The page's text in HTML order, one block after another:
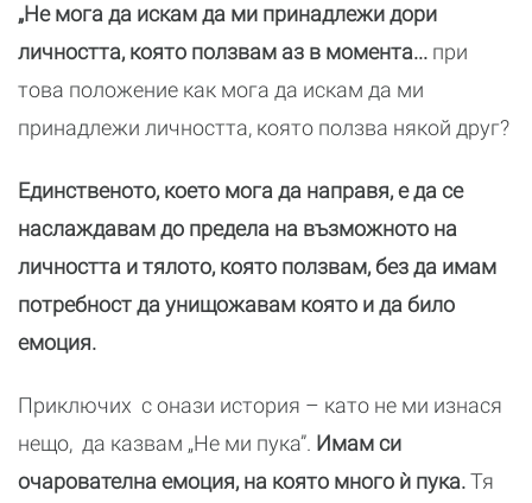
„Не мога да искам да ми принадлежи дори
личността, която ползвам аз в момента... при
това положение как мога да искам да ми
принадлежи личността, която ползва някой друг?
Единственото, което мога да направя, е да се
наслаждавам до предела на възможното на
личността и тялото, която ползвам, без да имам
потребност да унищожавам която и да било
емоция.
Приключих с онази история – като не ми изнася
нещо, да казвам „Не ми пука”. Имам си
очарователна емоция, на която много ѝ пука.Тя